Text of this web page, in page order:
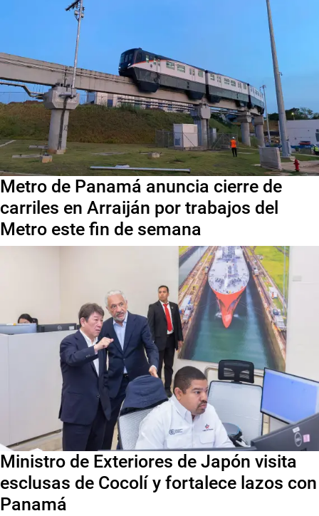
Metro de Panamá anuncia cierre de
carriles en Arraiján por trabajos del
Metro este fin de semana
Ministro de Exteriores de Japón visita
esclusas de Cocolí y fortalece lazos con
Panamá